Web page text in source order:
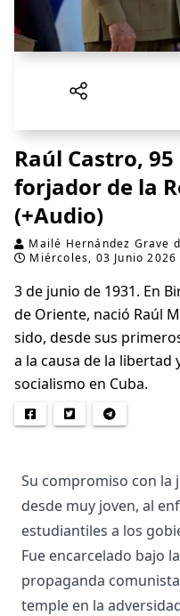
Raúl Castro,
forjador de la
(+Audio)
Mailé Hernández Grave
Miércoles, 03 Junio 2026
3 de junio de 1931. En
de Oriente, nació Raúl
sido, desde sus
a la causa de la libertad
socialismo en Cuba.
Su compromiso con la
desde muy joven, al
estudiantiles a los
Fue encarcelado bajo
propaganda
temple en la